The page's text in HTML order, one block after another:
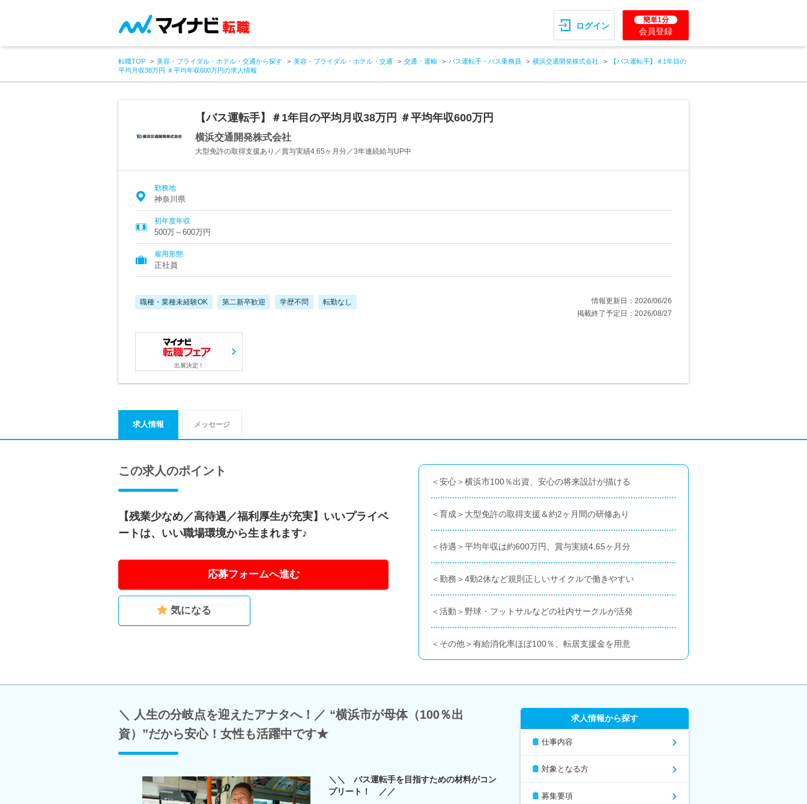
ログイン
簡単1分
会員登録
転職TOP 美容・ブライダル・ホテル・交通から探す 美容・ブライダル・ホテル・交通 交通・運輸 バス運転手・バス乗務員 横浜交通開発株式会社
【バス運転手】＃1年目の
平均月収38万円 ＃平均年収600万円の求人情報
【バス運転手】＃1年目の平均月収38万円 ＃平均年収600万円
横浜交通開発株式会社
大型免許の取得支援あり／賞与実績4.65ヶ月分／3年連続給与UP中
勤務地
神奈川県
初年度年収
500万～600万円
雇用形態
正社員
職種・業種未経験OK 第二新卒歓迎 学歴不問 転勤なし
情報更新日：2026/06/26
掲載終了予定日：2026/08/27
出展決定！
求人情報 メッセージ
この求人のポイント
【残業少なめ／高待遇／福利厚生が充実】いいプライベ
ートは、いい職場環境から生まれます♪
応募フォームへ進む
気になる
＜安心＞横浜市100％出資、安心の将来設計が描ける
＜育成＞大型免許の取得支援＆約2ヶ月間の研修あり
＜待遇＞平均年収は約600万円、賞与実績4.65ヶ月分
＜勤務＞4勤2休など規則正しいサイクルで働きやすい
＜活動＞野球・フットサルなどの社内サークルが活発
＜その他＞有給消化率ほぼ100％、転居支援金を用意
＼ 人生の分岐点を迎えたアナタへ！／ “横浜市が母体（100％出
資）”だから安心！女性も活躍中です★
＼＼ バス運転手を目指すための材料がコン
プリート！ ／／
求人情報から探す
仕事内容
対象となる方
募集要項